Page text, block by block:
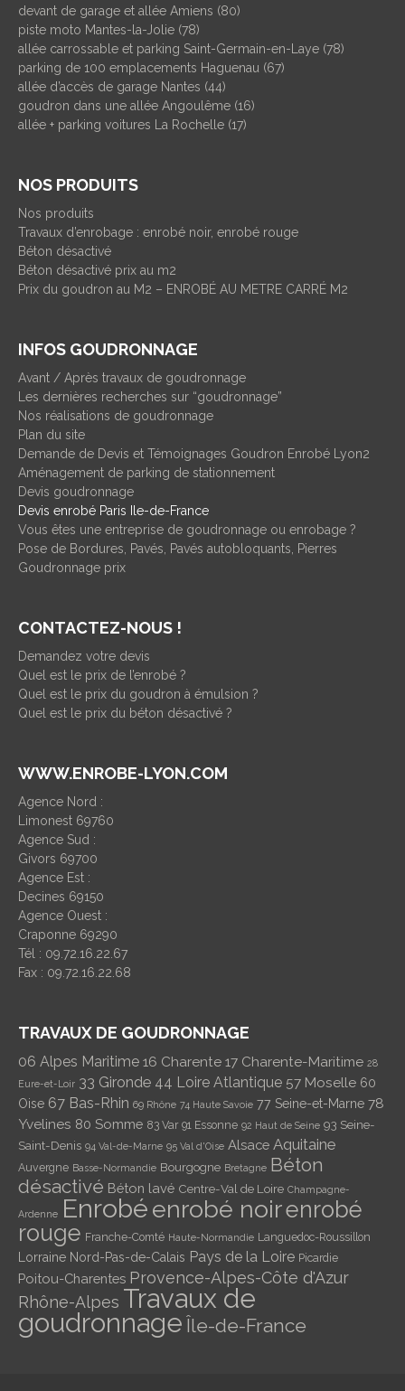
devant de garage et allée Amiens (80)
piste moto Mantes-la-Jolie (78)
allée carrossable et parking Saint-Germain-en-Laye (78)
parking de 100 emplacements Haguenau (67)
allée d’accès de garage Nantes (44)
goudron dans une allée Angoulême (16)
allée + parking voitures La Rochelle (17)
NOS PRODUITS
Nos produits
Travaux d’enrobage : enrobé noir, enrobé rouge
Béton désactivé
Béton désactivé prix au m2
Prix du goudron au M2 – ENROBÉ AU METRE CARRÉ M2
INFOS GOUDRONNAGE
Avant / Après travaux de goudronnage
Les dernières recherches sur “goudronnage”
Nos réalisations de goudronnage
Plan du site
Demande de Devis et Témoignages Goudron Enrobé Lyon2
Aménagement de parking de stationnement
Devis goudronnage
Devis enrobé Paris Ile-de-France
Vous êtes une entreprise de goudronnage ou enrobage ?
Pose de Bordures, Pavés, Pavés autobloquants, Pierres
Goudronnage prix
CONTACTEZ-NOUS !
Demandez votre devis
Quel est le prix de l’enrobé ?
Quel est le prix du goudron à émulsion ?
Quel est le prix du béton désactivé ?
WWW.ENROBE-LYON.COM
Agence Nord :
Limonest 69760
Agence Sud :
Givors 69700
Agence Est :
Decines 69150
Agence Ouest :
Craponne 69290
Tél : 09.72.16.22.67
Fax : 09.72.16.22.68
TRAVAUX DE GOUDRONNAGE
06 Alpes Maritime 16 Charente 17 Charente-Maritime 28
Eure-et-Loir 33 Gironde 44 Loire Atlantique 57 Moselle 60
Oise 67 Bas-Rhin 69 Rhône 74 Haute Savoie 77 Seine-et-Marne 78
Yvelines 80 Somme 83 Var 91 Essonne 92 Haut de Seine 93 Seine-
Saint-Denis 94 Val-de-Marne 95 Val d'Oise Alsace Aquitaine
Auvergne Basse-Normandie Bourgogne Bretagne Béton
désactivé Béton lavé Centre-Val de Loire Champagne-
Ardenne Enrobéenrobé noirenrobé
rouge Franche-Comté Haute-Normandie Languedoc-Roussillon
Lorraine Nord-Pas-de-Calais Pays de la Loire Picardie
Poitou-Charentes Provence-Alpes-Côte d'Azur
Rhône-Alpes Travaux de
goudronnage Île-de-France